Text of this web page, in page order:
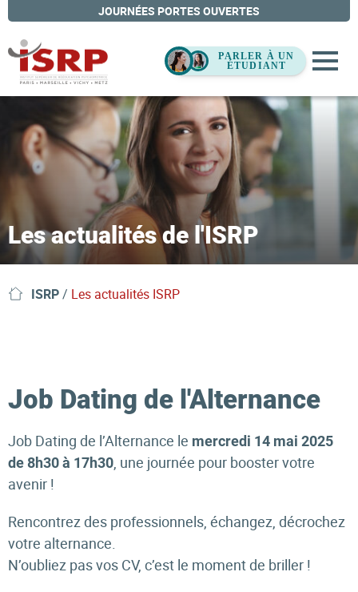
JOURNÉES PORTES OUVERTES
Les actualités de l'ISRP
ISRP/ Les actualités ISRP
Job Dating de l'Alternance
Job Dating de l’Alternance le mercredi 14 mai 2025
de 8h30 à 17h30, une journée pour booster votre
avenir !
Rencontrez des professionnels, échangez, décrochez
votre alternance.
N’oubliez pas vos CV, c’est le moment de briller !